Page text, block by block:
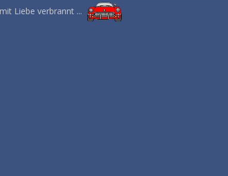
Liebe verbrannt ...